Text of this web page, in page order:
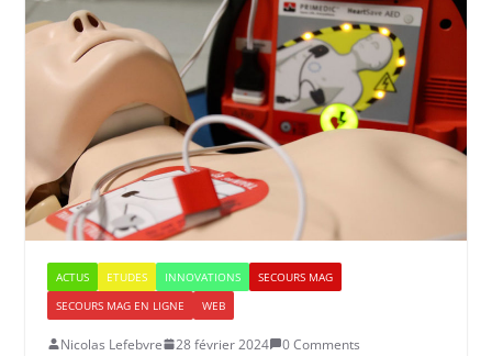
ACTUS ETUDES INNOVATIONS
SECOURS MAG
SECOURS MAG EN LIGNE
WEB
Nicolas Lefebvre 28 février 2024
0 Comments